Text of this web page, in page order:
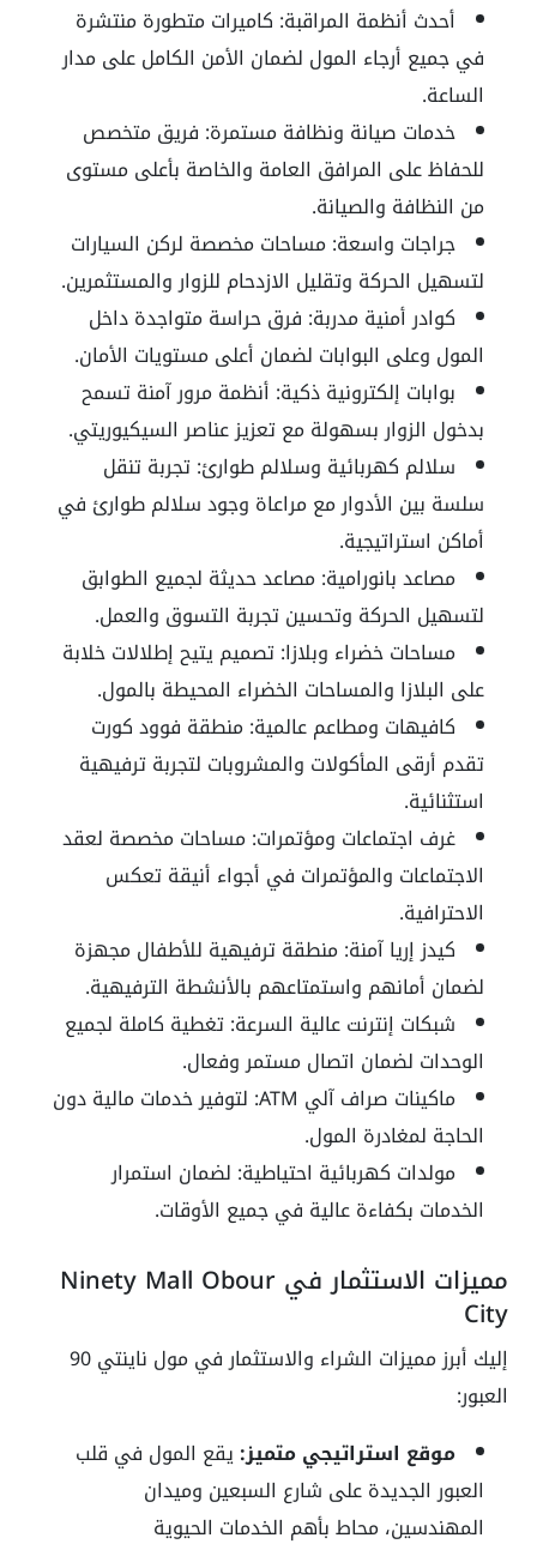
أحدث أنظمة المراقبة: كاميرات متطورة منتشرة
في جميع أرجاء المول لضمان الأمن الكامل على مدار
الساعة.
خدمات صيانة ونظافة مستمرة: فريق متخصص
للحفاظ على المرافق العامة والخاصة بأعلى مستوى
من النظافة والصيانة.
جراجات واسعة: مساحات مخصصة لركن السيارات
لتسهيل الحركة وتقليل الازدحام للزوار والمستثمرين.
كوادر أمنية مدربة: فرق حراسة متواجدة داخل
المول وعلى البوابات لضمان أعلى مستويات الأمان.
بوابات إلكترونية ذكية: أنظمة مرور آمنة تسمح
بدخول الزوار بسهولة مع تعزيز عناصر السيكيوريتي.
سلالم كهربائية وسلالم طوارئ: تجربة تنقل
سلسة بين الأدوار مع مراعاة وجود سلالم طوارئ في
أماكن استراتيجية.
مصاعد بانورامية: مصاعد حديثة لجميع الطوابق
لتسهيل الحركة وتحسين تجربة التسوق والعمل.
مساحات خضراء وبلازا: تصميم يتيح إطلالات خلابة
على البلازا والمساحات الخضراء المحيطة بالمول.
كافيهات ومطاعم عالمية: منطقة فوود كورت
تقدم أرقى المأكولات والمشروبات لتجربة ترفيهية
استثنائية.
غرف اجتماعات ومؤتمرات: مساحات مخصصة لعقد
الاجتماعات والمؤتمرات في أجواء أنيقة تعكس
الاحترافية.
كيدز إريا آمنة: منطقة ترفيهية للأطفال مجهزة
لضمان أمانهم واستمتاعهم بالأنشطة الترفيهية.
شبكات إنترنت عالية السرعة: تغطية كاملة لجميع
الوحدات لضمان اتصال مستمر وفعال.
ماكينات صراف آلي ATM: لتوفير خدمات مالية دون
الحاجة لمغادرة المول.
مولدات كهربائية احتياطية: لضمان استمرار
الخدمات بكفاءة عالية في جميع الأوقات.
مميزات الاستثمار في Ninety Mall Obour
City
إليك أبرز مميزات الشراء والاستثمار في مول ناينتي 90
العبور:
موقع استراتيجي متميز:يقع المول في قلب
العبور الجديدة على شارع السبعين وميدان
المهندسين، محاط بأهم الخدمات الحيوية